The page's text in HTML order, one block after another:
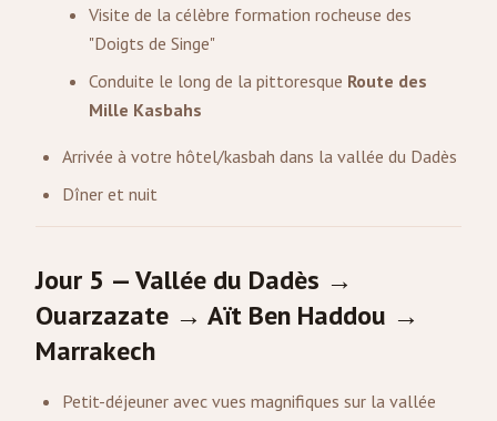
Visite de la célèbre formation rocheuse des
"Doigts de Singe"
Conduite le long de la pittoresque Route des
Mille Kasbahs
Arrivée à votre hôtel/kasbah dans la vallée du Dadès
Dîner et nuit
Jour 5 — Vallée du Dadès →
Ouarzazate → Aït Ben Haddou →
Marrakech
Petit-déjeuner avec vues magnifiques sur la vallée